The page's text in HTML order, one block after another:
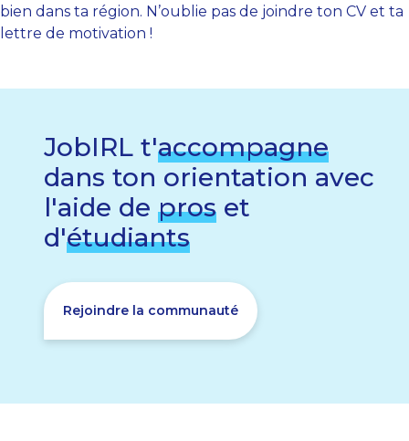
bien dans ta région. N’oublie pas de joindre ton CV et ta
lettre de motivation !
JobIRL t'accompagne
dans ton orientation avec
l'aide de pros et
d'étudiants
Rejoindre la communauté